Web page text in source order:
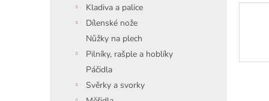
Kladiva a palice
Dílenské nože
Nůžky na plech
Pilníky, rašple a hoblíky
Páčidla
Svěrky a svorky